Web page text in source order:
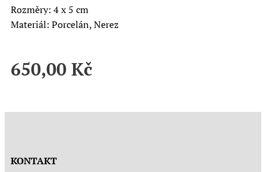
Rozměry: 4 x 5 cm
Materiál: Porcelán, Nerez
650,00 Kč
KONTAKT